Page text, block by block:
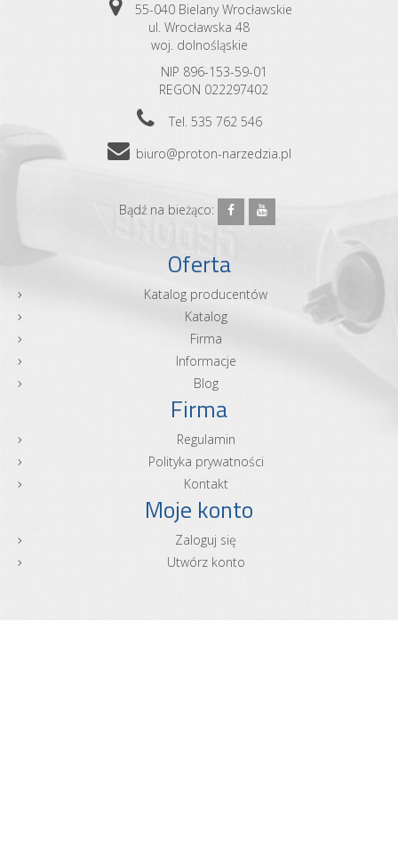
55-040 Bielany Wrocławskie
ul. Wrocławska 48
woj. dolnośląskie
NIP 896-153-59-01
REGON 022297402
Tel. 535 762 546
biuro@proton-narzedzia.pl
Bądź na bieżąco:
Oferta
Katalog producentów
Katalog
Firma
Informacje
Blog
Firma
Regulamin
Polityka prywatności
Kontakt
Moje konto
Zaloguj się
Utwórz konto